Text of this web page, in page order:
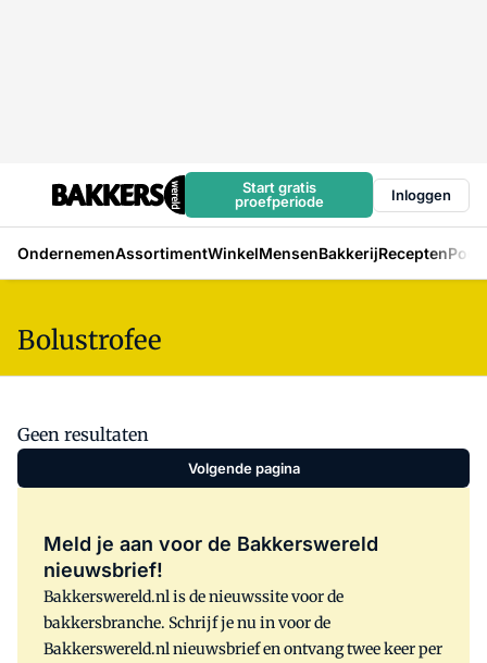
Start gratis
proefperiode
Inloggen
OndernemenAssortimentWinkelMensenBakkerijRecepten
Bolustrofee
Geen resultaten
Volgende pagina
Meld je aan voor de Bakkerswereld
nieuwsbrief!
Bakkerswereld.nl is de nieuwssite voor de
bakkersbranche. Schrijf je nu in voor de
Bakkerswereld.nl nieuwsbrief en ontvang twee keer per